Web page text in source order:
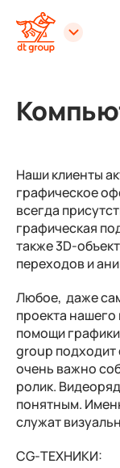
Наши клиенты
графическое
всегда
графическая
также 3D-
переходов и
Любое, даже
проекта
помощи
group подходит
очень важно
ролик.
понятным.
служат
CG-ТЕХНИКИ: